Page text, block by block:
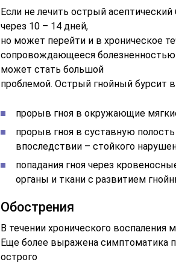
Если не лечить острый
через 10 – 14 дней,
но может перейти и в хроническое
сопровождающееся
может стать большой
проблемой. Острый гнойный бурсит
прорыв гноя в окружающие
прорыв гноя в суставную
впоследствии – стойкого
попадания гноя через
органы и ткани с развитием
Обострения
В течении хронического
Еще более выражена симптоматика
острого